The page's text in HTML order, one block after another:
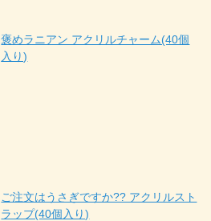
褒めラニアン アクリルチャーム(40個
入り)
ご注文はうさぎですか?? アクリルスト
ラップ(40個入り)